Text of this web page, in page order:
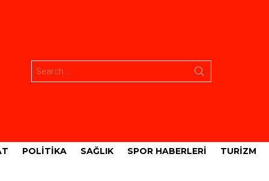
POLITIKA SAĞLIK SPOR HABERLERI TURIZM